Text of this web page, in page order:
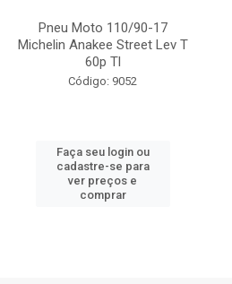
Pneu Moto 110/90-17
Michelin Anakee Street Lev T
60p Tl
Código: 9052
Faça seu login ou
cadastre-se para
ver preços e
comprar